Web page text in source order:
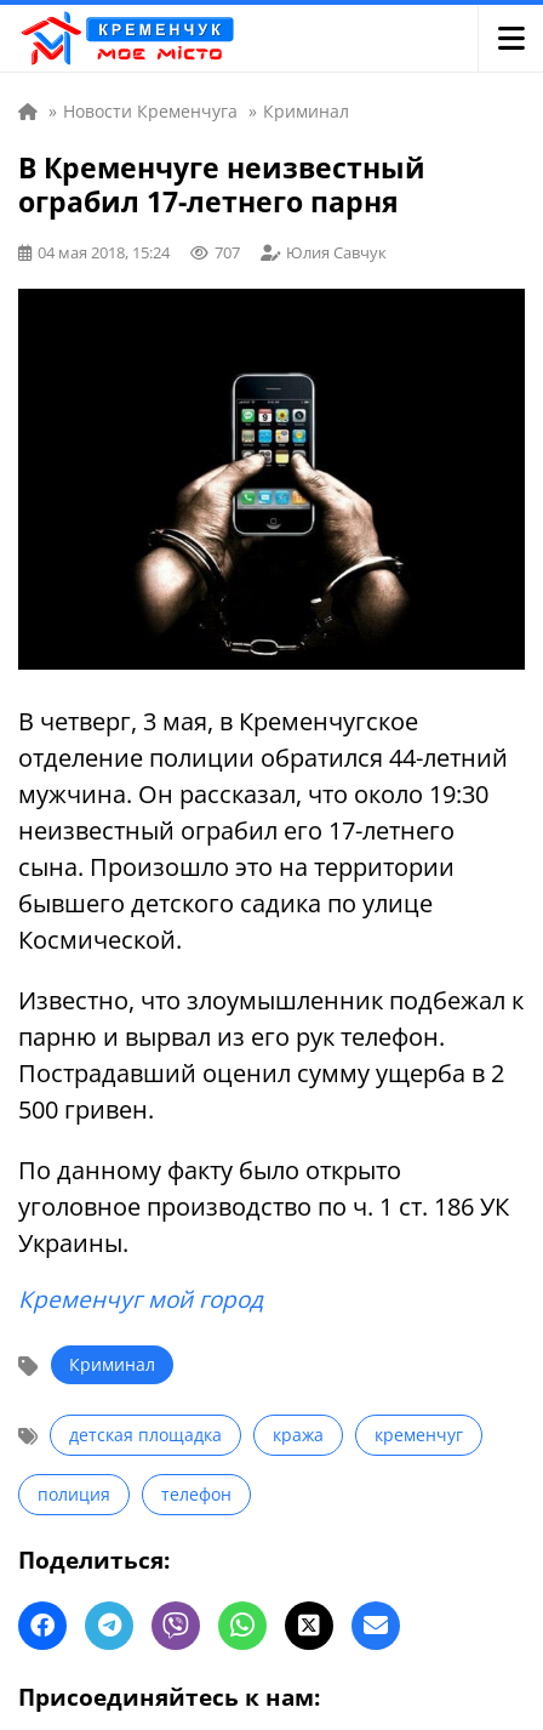
» Новости Кременчуга » Криминал
В Кременчуге неизвестный
ограбил 17-летнего парня
04 мая 2018, 15:24 707 Юлия Савчук
В четверг, 3 мая, в Кременчугское
отделение полиции обратился 44-летний
мужчина. Он рассказал, что около 19:30
неизвестный ограбил его 17-летнего
сына. Произошло это на территории
бывшего детского садика по улице
Космической.
Известно, что злоумышленник подбежал к
парню и вырвал из его рук телефон.
Пострадавший оценил сумму ущерба в 2
500 гривен.
По данному факту было открыто
уголовное производство по ч. 1 ст. 186 УК
Украины.
Кременчуг мой город
Криминал
детская площадка кража кременчуг
полиция телефон
Поделиться:
Присоединяйтесь к нам: